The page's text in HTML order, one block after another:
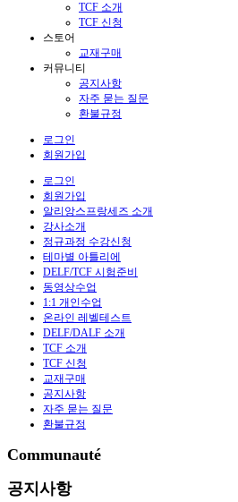
TCF 소개
TCF 신청
스토어
교재구매
커뮤니티
공지사항
자주 묻는 질문
환불규정
로그인
회원가입
로그인
회원가입
알리앙스프랑세즈 소개
강사소개
정규과정 수강신청
테마별 아틀리에
DELF/TCF 시험준비
동영상수업
1:1 개인수업
온라인 레벨테스트
DELF/DALF 소개
TCF 소개
TCF 신청
교재구매
공지사항
자주 묻는 질문
환불규정
Communauté
공지사항